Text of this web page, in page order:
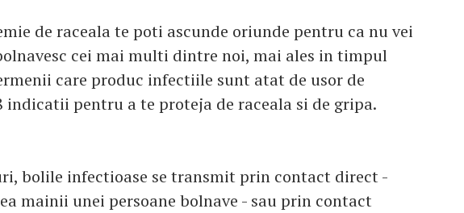
de raceala te poti ascunde oriunde pentru ca nu vei
cei mai multi dintre noi, mai ales in timpul
care produc infectiile sunt atat de usor de
indicatii pentru a te proteja de raceala si de gripa.
bolile infectioase se transmit prin contact direct -
mainii unei persoane bolnave - sau prin contact